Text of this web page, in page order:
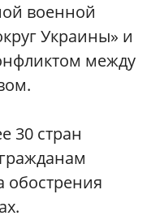
военной
Украины» и
между
30 стран
обострения